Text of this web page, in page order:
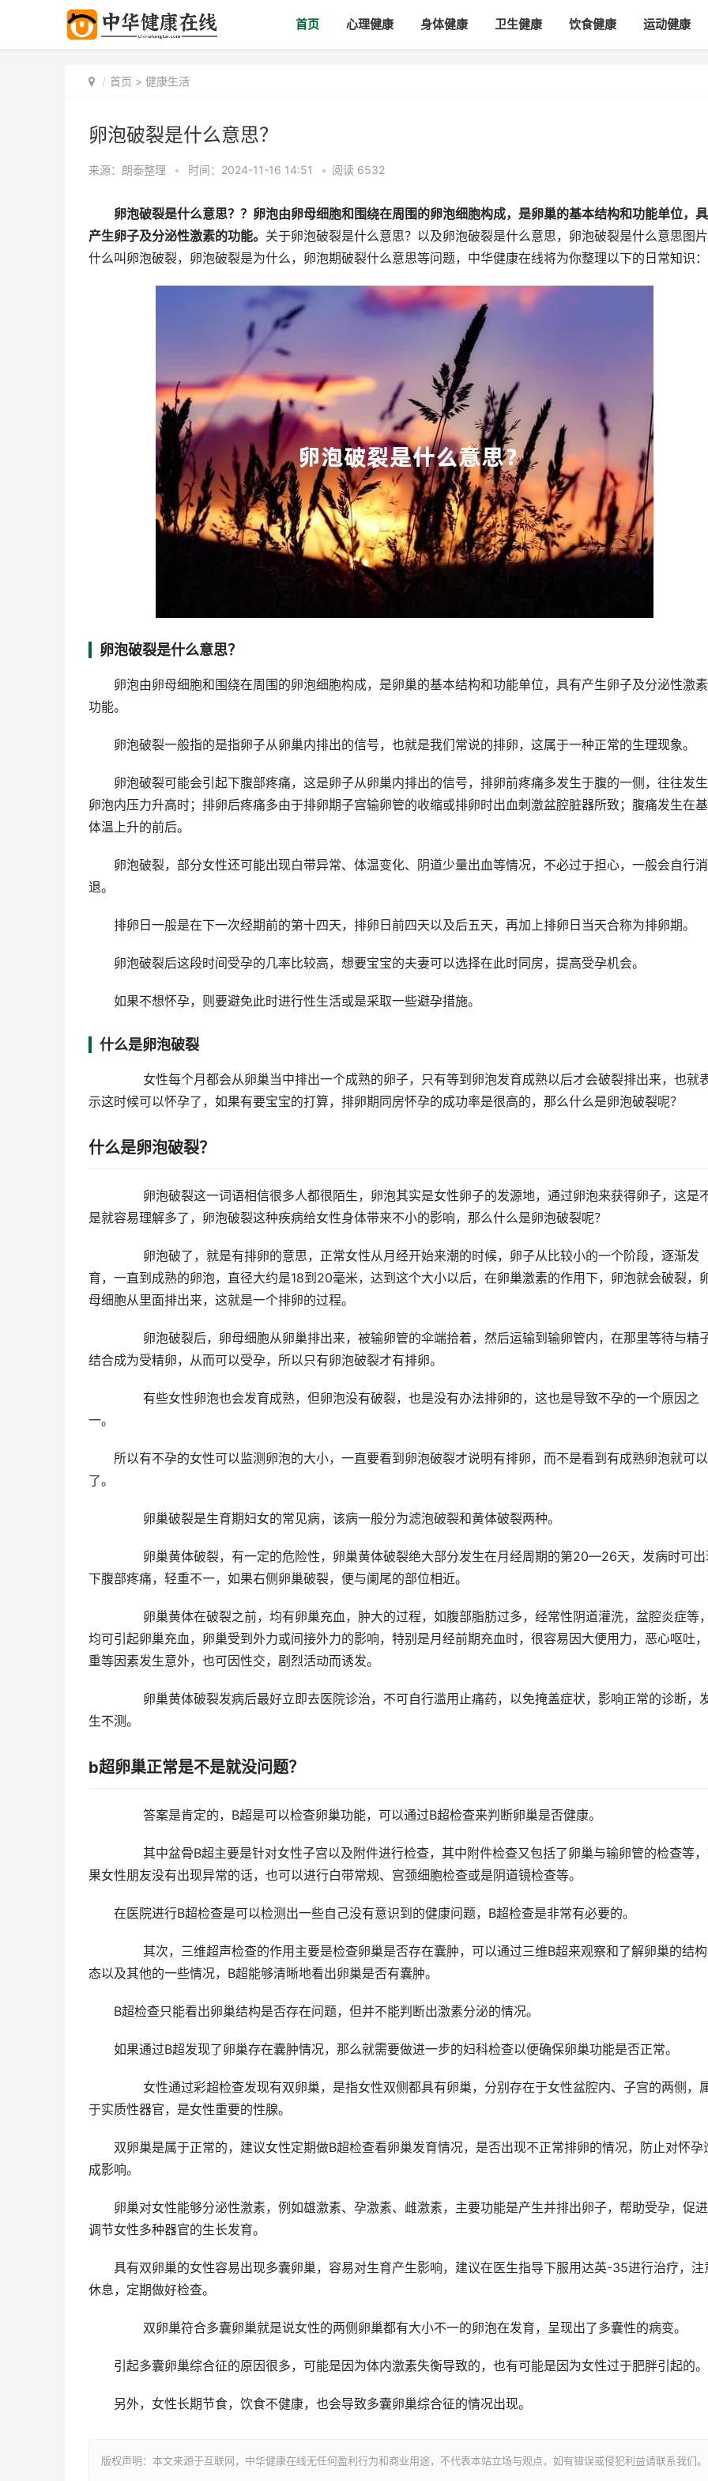
首页 心理健康 身体健康 卫生健康 饮食健康 运动健康
首页 > 健康生活
卵泡破裂是什么意思？
来源： 朗泰整理 • 时间：2024-11-16 14:51 • 阅读 6532
卵泡破裂是什么意思？？卵泡由卵母细胞和围绕在周围的卵泡细胞构成，是卵巢的基本结构和功能单位，
产生卵子及分泌性激素的功能。 关于卵泡破裂是什么意思？以及卵泡破裂是什么意思，卵泡破裂是什么意思图片
什么叫卵泡破裂，卵泡破裂是为什么，卵泡期破裂什么意思等问题，中华健康在线将为你整理以下的日常知识：
卵泡破裂是什么意思？
卵泡由卵母细胞和围绕在周围的卵泡细胞构成，是卵巢的基本结构和功能单位，具有产生卵子及分泌性激
功能。
卵泡破裂一般指的是指卵子从卵巢内排出的信号，也就是我们常说的排卵，这属于一种正常的生理现象。
卵泡破裂可能会引起下腹部疼痛，这是卵子从卵巢内排出的信号，排卵前疼痛多发生于腹的一侧，往往发
卵泡内压力升高时；排卵后疼痛多由于排卵期子宫输卵管的收缩或排卵时出血刺激盆腔脏器所致；腹痛发生在
体温上升的前后。
卵泡破裂，部分女性还可能出现白带异常、体温变化、阴道少量出血等情况，不必过于担心，一般会自行消
退。
排卵日一般是在下一次经期前的第十四天，排卵日前四天以及后五天，再加上排卵日当天合称为排卵期。
卵泡破裂后这段时间受孕的几率比较高，想要宝宝的夫妻可以选择在此时同房，提高受孕机会。
如果不想怀孕，则要避免此时进行性生活或是采取一些避孕措施。
什么是卵泡破裂
女性每个月都会从卵巢当中排出一个成熟的卵子，只有等到卵泡发育成熟以后才会破裂排出来，也就
示这时候可以怀孕了，如果有要宝宝的打算，排卵期同房怀孕的成功率是很高的，那么什么是卵泡破裂呢？
什么是卵泡破裂？
卵泡破裂这一词语相信很多人都很陌生，卵泡其实是女性卵子的发源地，通过卵泡来获得卵子，这是
是就容易理解多了，卵泡破裂这种疾病给女性身体带来不小的影响，那么什么是卵泡破裂呢？
卵泡破了，就是有排卵的意思，正常女性从月经开始来潮的时候，卵子从比较小的一个阶段，逐渐发
育，一直到成熟的卵泡，直径大约是18到20毫米，达到这个大小以后，在卵巢激素的作用下，卵泡就会破裂，
母细胞从里面排出来，这就是一个排卵的过程。
卵泡破裂后，卵母细胞从卵巢排出来，被输卵管的伞端拾着，然后运输到输卵管内，在那里等待与精
结合成为受精卵，从而可以受孕，所以只有卵泡破裂才有排卵。
有些女性卵泡也会发育成熟，但卵泡没有破裂，也是没有办法排卵的，这也是导致不孕的一个原因之
一。
所以有不孕的女性可以监测卵泡的大小，一直要看到卵泡破裂才说明有排卵，而不是看到有成熟卵泡就可以
了。
卵巢破裂是生育期妇女的常见病，该病一般分为滤泡破裂和黄体破裂两种。
卵巢黄体破裂，有一定的危险性，卵巢黄体破裂绝大部分发生在月经周期的第20—26天，发病时可出
下腹部疼痛，轻重不一，如果右侧卵巢破裂，便与阑尾的部位相近。
卵巢黄体在破裂之前，均有卵巢充血，肿大的过程，如腹部脂肪过多，经常性阴道灌洗，盆腔炎症等，
均可引起卵巢充血，卵巢受到外力或间接外力的影响，特别是月经前期充血时，很容易因大便用力，恶心呕吐
重等因素发生意外，也可因性交，剧烈活动而诱发。
卵巢黄体破裂发病后最好立即去医院诊治，不可自行滥用止痛药，以免掩盖症状，影响正常的诊断，
生不测。
b超卵巢正常是不是就没问题？
答案是肯定的，B超是可以检查卵巢功能，可以通过B超检查来判断卵巢是否健康。
其中盆骨B超主要是针对女性子宫以及附件进行检查，其中附件检查又包括了卵巢与输卵管的检查等，
果女性朋友没有出现异常的话，也可以进行白带常规、宫颈细胞检查或是阴道镜检查等。
在医院进行B超检查是可以检测出一些自己没有意识到的健康问题，B超检查是非常有必要的。
其次，三维超声检查的作用主要是检查卵巢是否存在囊肿，可以通过三维B超来观察和了解卵巢的结
态以及其他的一些情况，B超能够清晰地看出卵巢是否有囊肿。
B超检查只能看出卵巢结构是否存在问题，但并不能判断出激素分泌的情况。
如果通过B超发现了卵巢存在囊肿情况，那么就需要做进一步的妇科检查以便确保卵巢功能是否正常。
女性通过彩超检查发现有双卵巢，是指女性双侧都具有卵巢，分别存在于女性盆腔内、子宫的两侧，
于实质性器官，是女性重要的性腺。
双卵巢是属于正常的，建议女性定期做B超检查看卵巢发育情况，是否出现不正常排卵的情况，防止对怀孕
成影响。
卵巢对女性能够分泌性激素，例如雄激素、孕激素、雌激素，主要功能是产生并排出卵子，帮助受孕，促
调节女性多种器官的生长发育。
具有双卵巢的女性容易出现多囊卵巢，容易对生育产生影响，建议在医生指导下服用达英-35进行治疗，注
休息，定期做好检查。
双卵巢符合多囊卵巢就是说女性的两侧卵巢都有大小不一的卵泡在发育，呈现出了多囊性的病变。
引起多囊卵巢综合征的原因很多，可能是因为体内激素失衡导致的，也有可能是因为女性过于肥胖引起的。
另外，女性长期节食，饮食不健康，也会导致多囊卵巢综合征的情况出现。
版权声明：本文来源于互联网，中华健康在线无任何盈利行为和商业用途，不代表本站立场与观点，如有错误或侵犯利益请联系我们。